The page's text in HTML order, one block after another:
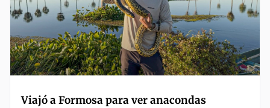
Viajó a Formosa para ver anacondas